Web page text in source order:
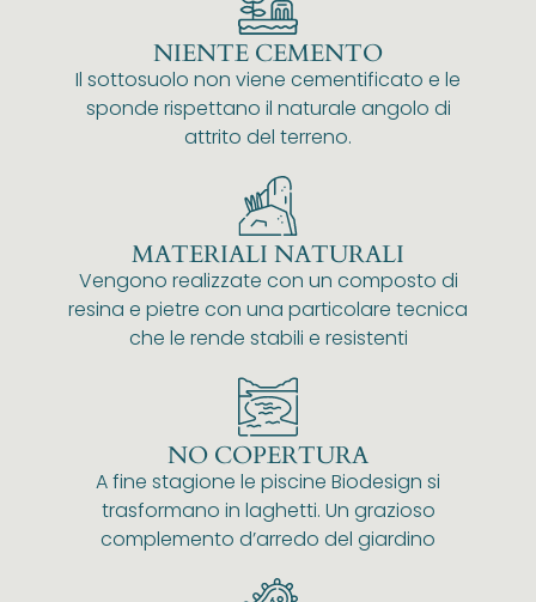
NIENTE CEMENTO
Il sottosuolo non viene cementificato e le
sponde rispettano il naturale angolo di
attrito del terreno.
MATERIALI NATURALI
Vengono realizzate con un composto di
resina e pietre con una particolare tecnica
che le rende stabili e resistenti
NO COPERTURA
A fine stagione le piscine Biodesign si
trasformano in laghetti. Un grazioso
complemento d’arredo del giardino